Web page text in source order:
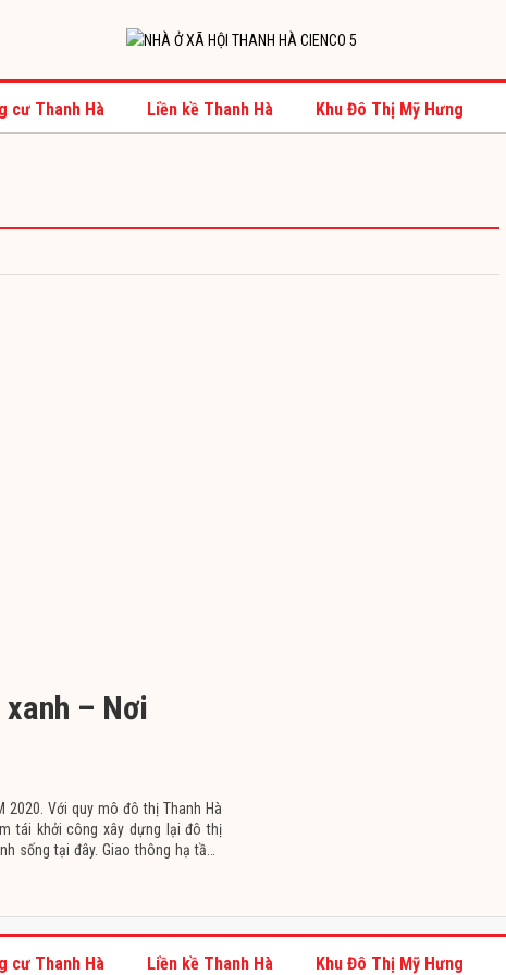
cư Thanh Hà Liền kề Thanh Hà Khu Đô Thị Mỹ Hưng
– Nơi
2020. Với quy mô đô thị Thanh Hà
tái khởi công xây dựng lại đô thị
sống tại đây. Giao thông hạ tầng
cư Thanh Hà Liền kề Thanh Hà Khu Đô Thị Mỹ Hưng